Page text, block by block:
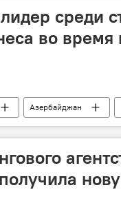
среди
во
Азербайджан